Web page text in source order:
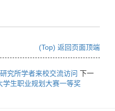
(Top) 返回页面顶端
究所学者来校交流访问 下一
生职业规划大赛一等奖